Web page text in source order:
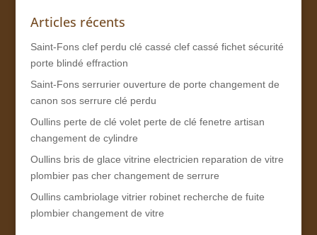
Articles récents
Saint-Fons clef perdu clé cassé clef cassé fichet sécurité
porte blindé effraction
Saint-Fons serrurier ouverture de porte changement de
canon sos serrure clé perdu
Oullins perte de clé volet perte de clé fenetre artisan
changement de cylindre
Oullins bris de glace vitrine electricien reparation de vitre
plombier pas cher changement de serrure
Oullins cambriolage vitrier robinet recherche de fuite
plombier changement de vitre